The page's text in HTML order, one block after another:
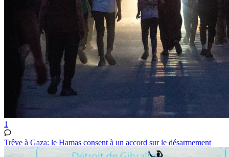
1
Trêve à Gaza: le Hamas consent à un accord sur le désarmement